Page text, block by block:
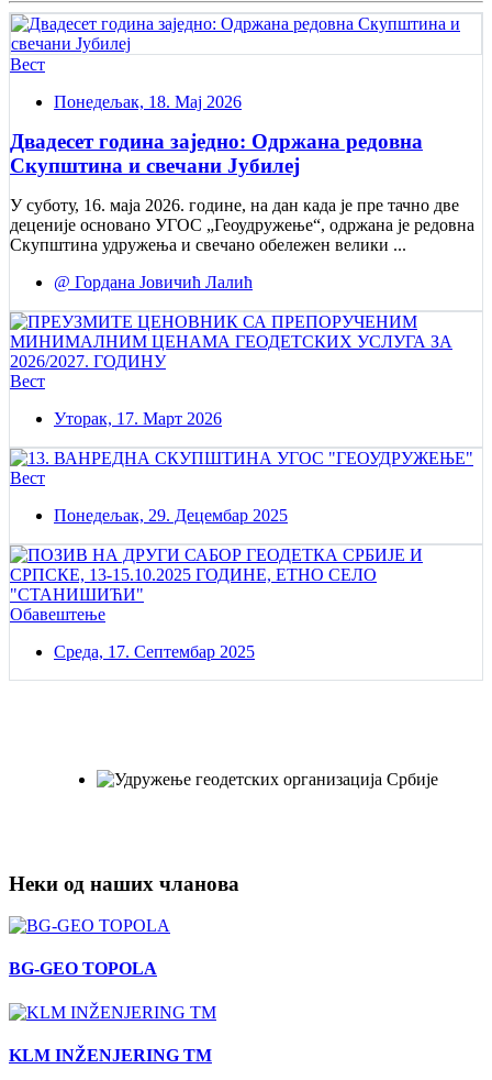
Вест
Понедељак, 18. Мај 2026
Двадесет година заједно: Одржана редовна
Скупштина и свечани Jубилеј
У суботу, 16. маја 2026. године, на дан када је пре тачно две
деценије основано УГОС „Геоудружење“, одржана је редовна
Скупштина удружења и свечано обележен велики ...
@ Гордана Јовичић Лалић
Вест
Уторак, 17. Март 2026
Вест
Понедељак, 29. Децембар 2025
Обавештење
Среда, 17. Септембар 2025
Неки од наших чланова
BG-GEO TOPOLA
KLM INŽENJERING TM